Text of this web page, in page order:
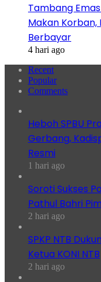
Tambang
Makan Korban,
Berbayar
4 hari ago
Recent
Popular
Comments
Heboh SPBU
Gerbang,
Resmi
1 hari ago
Soroti Sukses
Pathul Bahri
2 hari ago
SPKP NTB
Ketua KONI NTB
2 hari ago